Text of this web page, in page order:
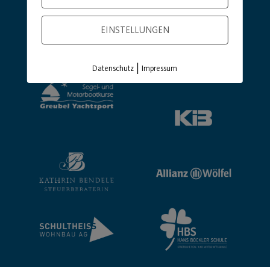
EINSTELLUNGEN
Datenschutz |Impressum